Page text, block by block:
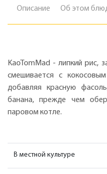
Описание Об этом
KaoTomMad - липкий рис,
смешивается с
добавляя красную
банана, прежде чем
паровом котле.
В местной культуре